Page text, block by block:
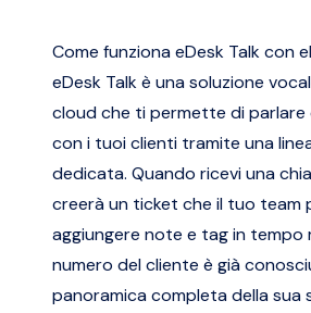
Come funziona eDesk Talk con
eDesk Talk è una soluzione
cloud che ti permette di
con i tuoi clienti tramite una
dedicata. Quando ricevi una
creerà un ticket che il tuo team
aggiungere note e tag in tempo
numero del cliente è già
panoramica completa della sua